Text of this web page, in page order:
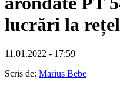
lucrări la
11.01.2022 - 17:59
Scris de: Marius Bebe